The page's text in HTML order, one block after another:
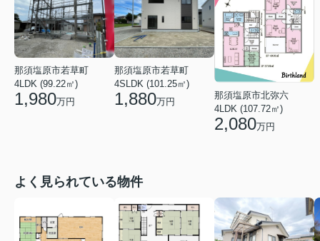
那須塩原市若草町
4LDK (99.22㎡)
1,980万円
那須塩原市若草町
4SLDK (101.25㎡)
1,880万円
那須塩原市北弥六
4LDK (107.72㎡)
2,080万円
よく見られている物件